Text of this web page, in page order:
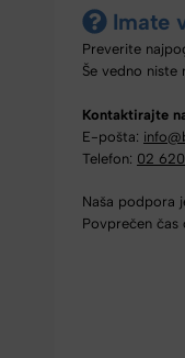
Imate
Preverite
Še vedno niste
Kontaktirajte
E-pošta:
Telefon: 02
Naša podpora
Povprečen